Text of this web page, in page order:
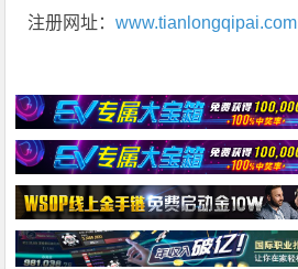
注册网址：www.tianlongqipai.com